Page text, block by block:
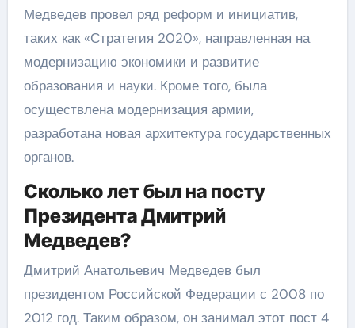
Медведев провел ряд реформ и инициатив,
таких как «Стратегия 2020», направленная на
модернизацию экономики и развитие
образования и науки. Кроме того, была
осуществлена модернизация армии,
разработана новая архитектура государственных
органов.
Сколько лет был на посту
Президента Дмитрий
Медведев?
Дмитрий Анатольевич Медведев был
президентом Российской Федерации с 2008 по
2012 год. Таким образом, он занимал этот пост 4